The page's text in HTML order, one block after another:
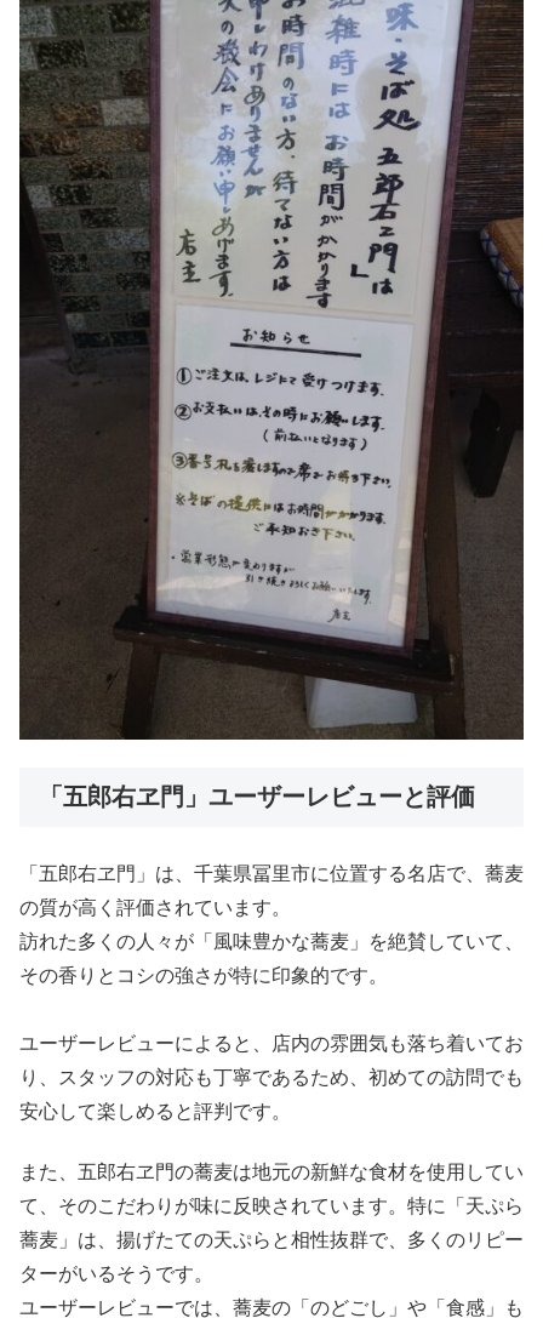
「五郎右ヱ門」ユーザーレビューと評価
「五郎右ヱ門」は、千葉県冨里市に位置する名店で、蕎麦
の質が高く評価されています。
訪れた多くの人々が「風味豊かな蕎麦」を絶賛していて、
その香りとコシの強さが特に印象的です。
ユーザーレビューによると、店内の雰囲気も落ち着いてお
り、スタッフの対応も丁寧であるため、初めての訪問でも
安心して楽しめると評判です。
また、五郎右ヱ門の蕎麦は地元の新鮮な食材を使用してい
て、そのこだわりが味に反映されています。特に「天ぷら
蕎麦」は、揚げたての天ぷらと相性抜群で、多くのリピー
ターがいるそうです。
ユーザーレビューでは、蕎麦の「のどごし」や「食感」も